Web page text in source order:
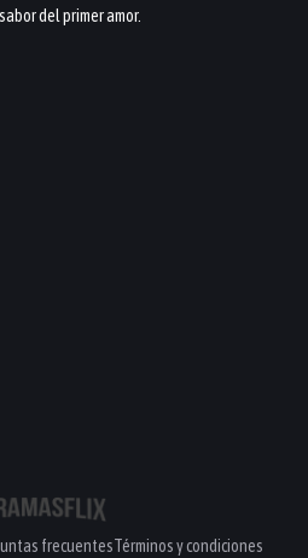
del primer amor.
frecuentesTérminos y condiciones